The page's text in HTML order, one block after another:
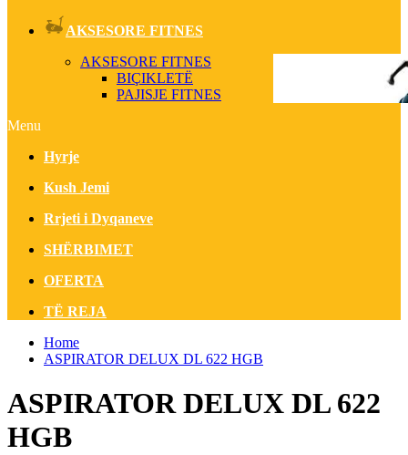
AKSESORE FITNES
AKSESORE FITNES
BIÇIKLETË
PAJISJE FITNES
Menu
Hyrje
Kush Jemi
Rrjeti i Dyqaneve
SHËRBIMET
OFERTA
TË REJA
Home
ASPIRATOR DELUX DL 622 HGB
ASPIRATOR DELUX DL 622
HGB